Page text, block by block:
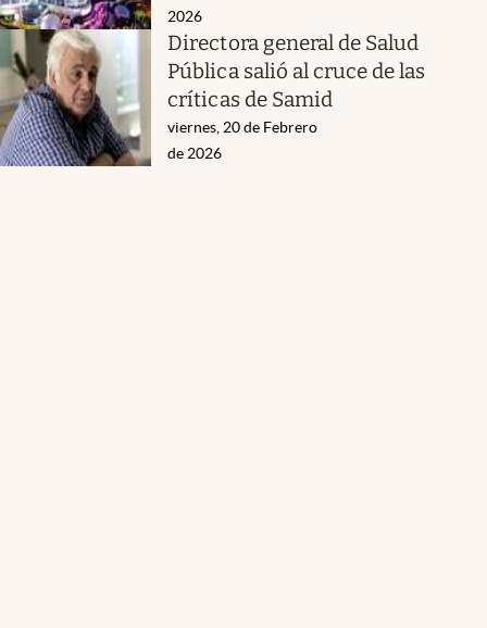
2026
Directora general de Salud
Pública salió al cruce de las
críticas de Samid
viernes, 20 de Febrero
de 2026